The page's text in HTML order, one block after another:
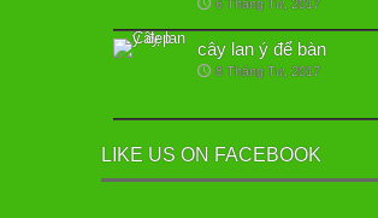
6 Tháng Tư, 2017
cây lan ý để bàn
8 Tháng Tư, 2017
LIKE US ON FACEBOOK